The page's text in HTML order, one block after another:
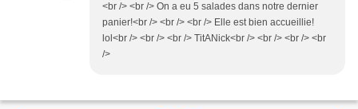
<br /> <br /> On a eu 5 salades dans notre dernier
panier!<br /> <br /> <br /> Elle est bien accueillie!
lol<br /> <br /> <br /> TitANick<br /> <br /> <br /> <br
/>